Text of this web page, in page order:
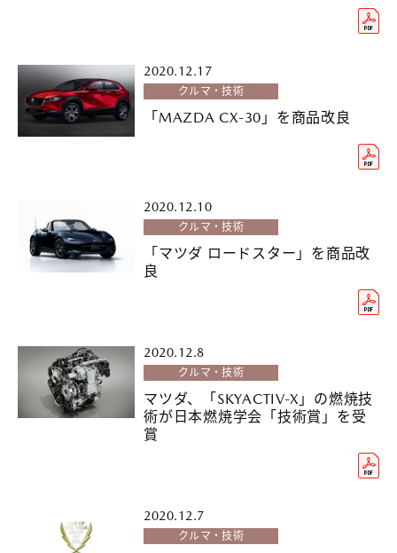
2020.12.17
クルマ・技術
「MAZDA CX-30」を商品改良
2020.12.10
クルマ・技術
「マツダ ロードスター」を商品改
良
2020.12.8
クルマ・技術
マツダ、「SKYACTIV-X」の燃焼技
術が日本燃焼学会「技術賞」を受
賞
2020.12.7
クルマ・技術